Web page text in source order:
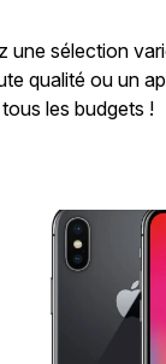
sélection
qualité ou un
les budgets !